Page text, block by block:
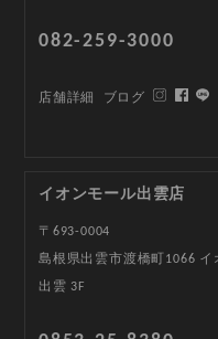
082-259-3000
店舗詳細 ブログ
イオンモール出雲店
〒693-0004
島根県出雲市渡橋町1066 イ
出雲 3F